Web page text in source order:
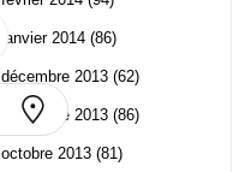
janvier 2014 (86)
décembre 2013 (62)
novembre 2013 (86)
octobre 2013 (81)